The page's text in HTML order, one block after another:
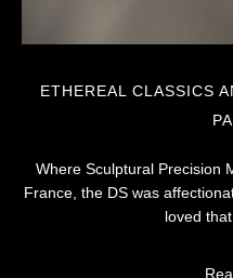
ETHEREAL CLASSICS
Where Sculptural Precision
France, the DS was
loved